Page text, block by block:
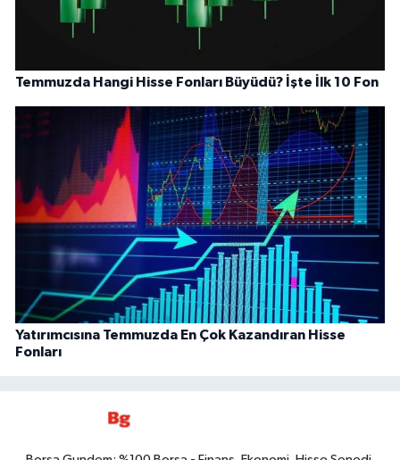
Temmuzda Hangi Hisse Fonları Büyüdü? İşte İlk 10 Fon
Yatırımcısına Temmuzda En Çok Kazandıran Hisse
Fonları